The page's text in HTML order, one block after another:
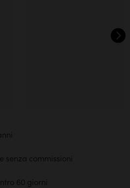
senza commissioni
60 giorni